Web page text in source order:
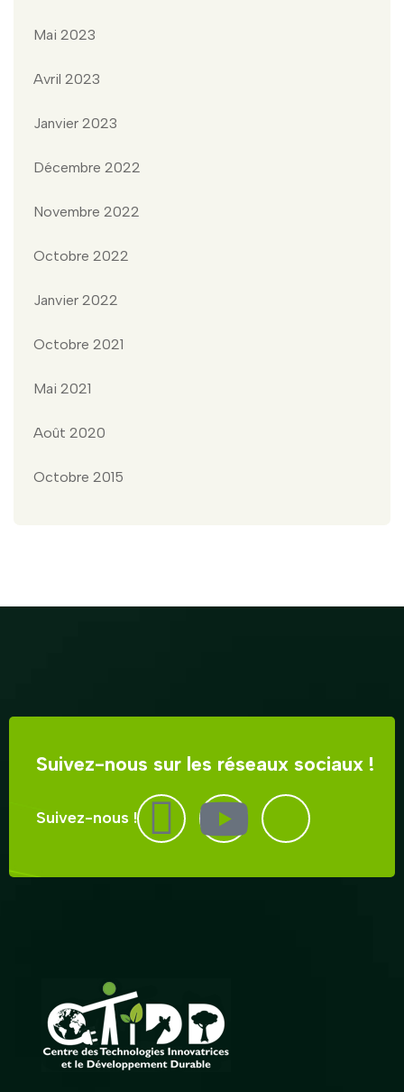
Mai 2023
Avril 2023
Janvier 2023
Décembre 2022
Novembre 2022
Octobre 2022
Janvier 2022
Octobre 2021
Mai 2021
Août 2020
Octobre 2015
Suivez-nous sur les réseaux sociaux !
Suivez-nous !